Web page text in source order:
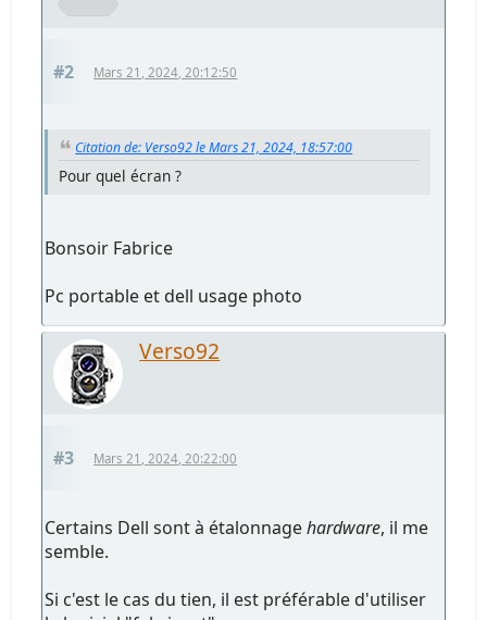
#2 Mars 21, 2024, 20:12:50
Citation de: Verso92 le Mars 21, 2024, 18:57:00
Pour quel écran ?
Bonsoir Fabrice
Pc portable et dell usage photo
Verso92
#3 Mars 21, 2024, 20:22:00
Certains Dell sont à étalonnagehardware, il me
semble.
Si c'est le cas du tien, il est préférable d'utiliser